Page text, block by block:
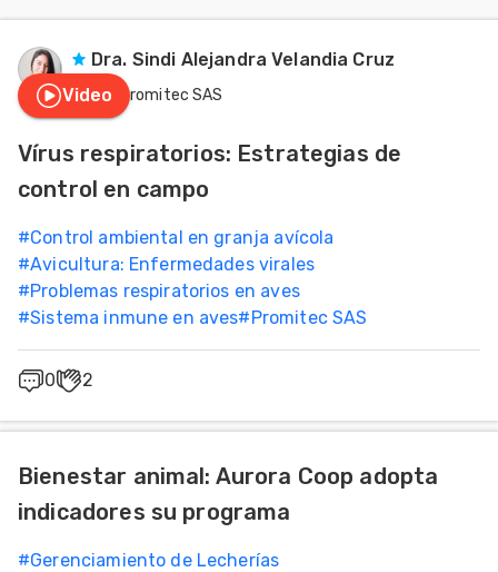
Dra. Sindi Alejandra Velandia Cruz
Promitec SAS
Video
Vírus respiratorios: Estrategias de
control en campo
#Control ambiental en granja avícola
#Avicultura: Enfermedades virales
#Problemas respiratorios en aves
#Sistema inmune en aves#Promitec SAS
0 2
Bienestar animal: Aurora Coop adopta
indicadores su programa
#Gerenciamiento de Lecherías